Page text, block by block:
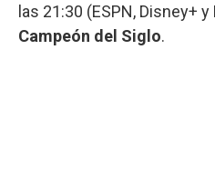
las 21:30 (ESPN, Disney+ y
Campeón del Siglo.